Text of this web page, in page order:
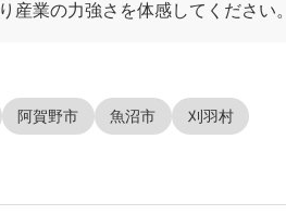
業の力強さを体感してください。
阿賀野市 魚沼市 刈羽村